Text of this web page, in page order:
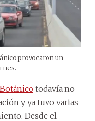
provocaron un
todavía no
y ya tuvo varias
Desde el